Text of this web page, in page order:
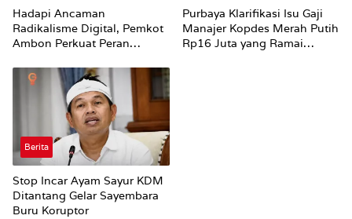
Hadapi Ancaman
Radikalisme Digital, Pemkot
Ambon Perkuat Peran
Purbaya Klarifikasi Isu Gaji
Manajer Kopdes Merah Putih
Rp16 Juta yang Ramai
Berita
Stop Incar Ayam Sayur KDM
Ditantang Gelar Sayembara
Buru Koruptor